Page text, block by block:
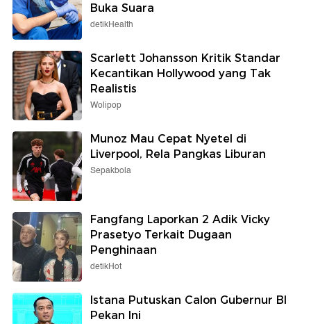
Buka Suara
detikHealth
Scarlett Johansson Kritik Standar
Kecantikan Hollywood yang Tak
Realistis
Wolipop
Munoz Mau Cepat Nyetel di
Liverpool, Rela Pangkas Liburan
Sepakbola
Fangfang Laporkan 2 Adik Vicky
Prasetyo Terkait Dugaan
Penghinaan
detikHot
Istana Putuskan Calon Gubernur BI
Pekan Ini